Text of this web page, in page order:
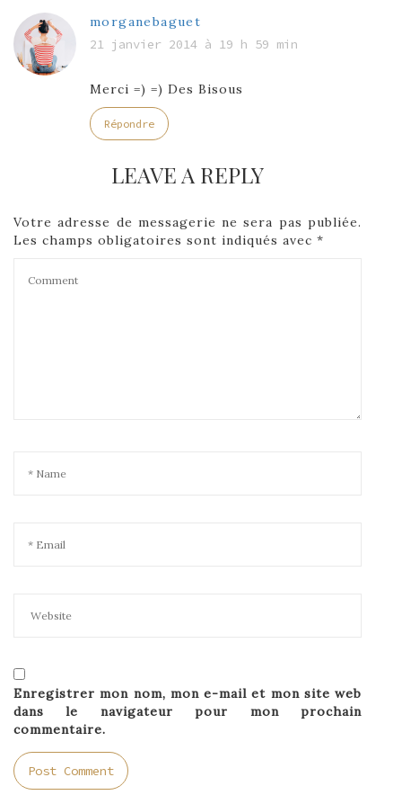
morganebaguet
21 janvier 2014 à 19 h 59 min
Merci =) =) Des Bisous
Répondre
LEAVE A REPLY
Votre adresse de messagerie ne sera pas publiée.
Les champs obligatoires sont indiqués avec *
Enregistrer mon nom, mon e-mail et mon site web
dans le navigateur pour mon prochain
commentaire.